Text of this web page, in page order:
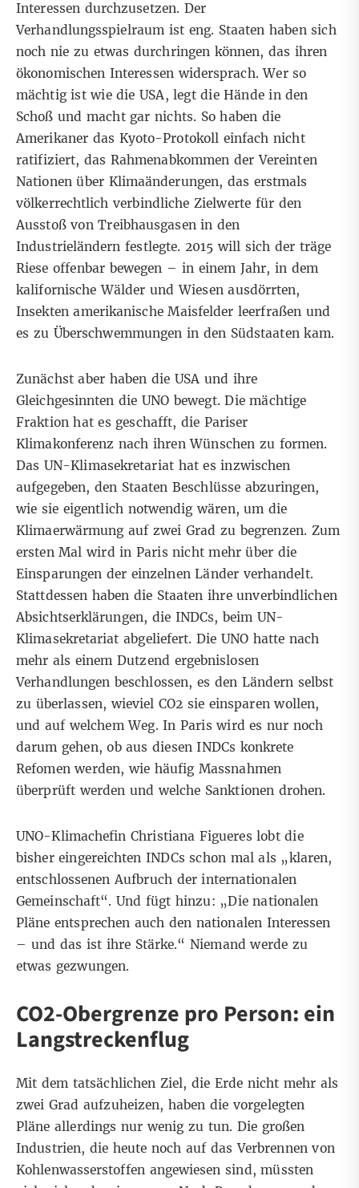
Interessen durchzusetzen. Der
Verhandlungsspielraum ist eng. Staaten haben sich
noch nie zu etwas durchringen können, das ihren
ökonomischen Interessen widersprach. Wer so
mächtig ist wie die USA, legt die Hände in den
Schoß und macht gar nichts. So haben die
Amerikaner das Kyoto-Protokoll einfach nicht
ratifiziert, das Rahmenabkommen der Vereinten
Nationen über Klimaänderungen, das erstmals
völkerrechtlich verbindliche Zielwerte für den
Ausstoß von Treibhausgasen in den
Industrieländern festlegte. 2015 will sich der träge
Riese offenbar bewegen – in einem Jahr, in dem
kalifornische Wälder und Wiesen ausdörrten,
Insekten amerikanische Maisfelder leerfraßen und
es zu Überschwemmungen in den Südstaaten kam.
Zunächst aber haben die USA und ihre
Gleichgesinnten die UNO bewegt. Die mächtige
Fraktion hat es geschafft, die Pariser
Klimakonferenz nach ihren Wünschen zu formen.
Das UN-Klimasekretariat hat es inzwischen
aufgegeben, den Staaten Beschlüsse abzuringen,
wie sie eigentlich notwendig wären, um die
Klimaerwärmung auf zwei Grad zu begrenzen. Zum
ersten Mal wird in Paris nicht mehr über die
Einsparungen der einzelnen Länder verhandelt.
Stattdessen haben die Staaten ihre unverbindlichen
Absichtserklärungen, die INDCs, beim UN-
Klimasekretariat abgeliefert. Die UNO hatte nach
mehr als einem Dutzend ergebnislosen
Verhandlungen beschlossen, es den Ländern selbst
zu überlassen, wieviel CO2 sie einsparen wollen,
und auf welchem Weg. In Paris wird es nur noch
darum gehen, ob aus diesen INDCs konkrete
Refomen werden, wie häufig Massnahmen
überprüft werden und welche Sanktionen drohen.
UNO-Klimachefin Christiana Figueres lobt die
bisher eingereichten INDCs schon mal als „klaren,
entschlossenen Aufbruch der internationalen
Gemeinschaft“. Und fügt hinzu: „Die nationalen
Pläne entsprechen auch den nationalen Interessen
– und das ist ihre Stärke.“ Niemand werde zu
etwas gezwungen.
CO2-Obergrenze pro Person: ein
Langstreckenflug
Mit dem tatsächlichen Ziel, die Erde nicht mehr als
zwei Grad aufzuheizen, haben die vorgelegten
Pläne allerdings nur wenig zu tun. Die großen
Industrien, die heute noch auf das Verbrennen von
Kohlenwasserstoffen angewiesen sind, müssten